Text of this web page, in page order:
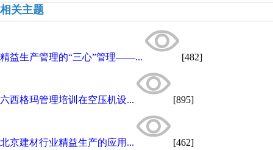
相关主题
精益生产管理的“三心”管理——... [482]
六西格玛管理培训在空压机设... [895]
北京建材行业精益生产的应用... [462]